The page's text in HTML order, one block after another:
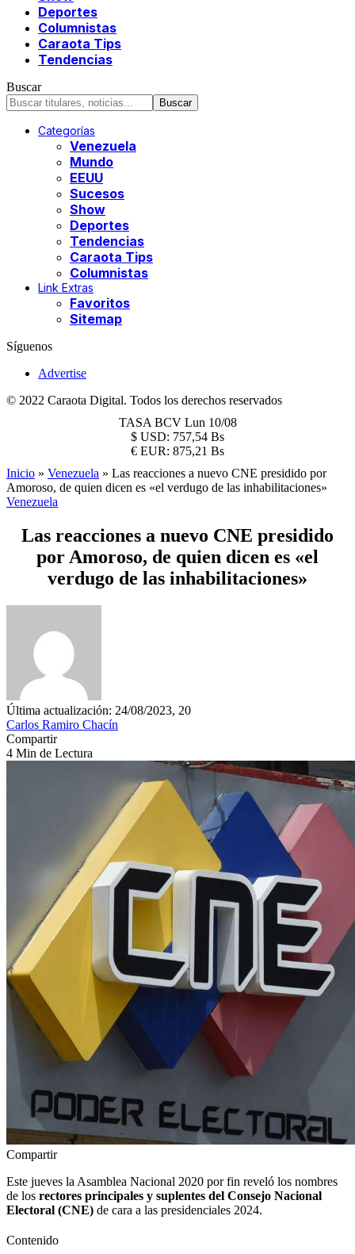
Deportes
Columnistas
Caraota Tips
Tendencias
Buscar
Categorías
Venezuela
Mundo
EEUU
Sucesos
Show
Deportes
Tendencias
Caraota Tips
Columnistas
Link Extras
Favoritos
Sitemap
Síguenos
Advertise
© 2022 Caraota Digital. Todos los derechos reservados
TASA BCV Lun 10/08
$ USD: 757,54 Bs
€ EUR: 875,21 Bs
Inicio » Venezuela » Las reacciones a nuevo CNE presidido por
Amoroso, de quien dicen es «el verdugo de las inhabilitaciones»
Venezuela
Las reacciones a nuevo CNE presidido
por Amoroso, de quien dicen es «el
verdugo de las inhabilitaciones»
Última actualización: 24/08/2023, 20
Carlos Ramiro Chacín
Compartir
4 Min de Lectura
Compartir
Este jueves la Asamblea Nacional 2020 por fin reveló los nombres
de los rectores principales y suplentes del Consejo Nacional
Electoral (CNE) de cara a las presidenciales 2024.
Contenido